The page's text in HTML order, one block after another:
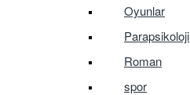
Oyunlar
Parapsikoloji
Roman
spor